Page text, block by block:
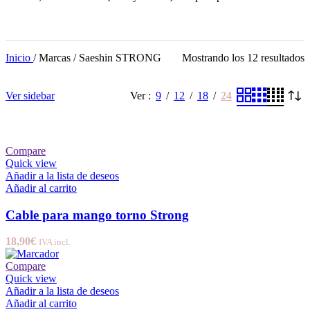
Inicio / Marcas / Saeshin STRONG Mostrando los 12 resultados
Ver sidebar Ver 9 12 18 24
Compare
Quick view
Añadir a la lista de deseos
Añadir al carrito
Cable para mango torno Strong
18,90€ IVA incl.
Compare
Quick view
Añadir a la lista de deseos
Añadir al carrito